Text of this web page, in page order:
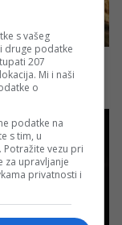
s vašeg
druge podatke
207
Mi i naši
o
podatke na
s tim, u
vezu pri
za upravljanje
privatnosti i